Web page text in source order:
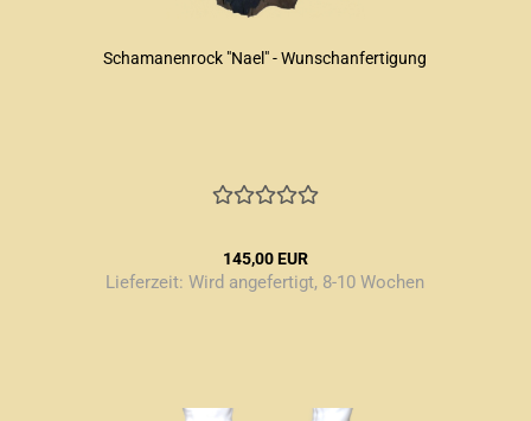
Schamanenrock "Nael" - Wunschanfertigung
145,00 EUR
Lieferzeit: Wird angefertigt, 8-10 Wochen